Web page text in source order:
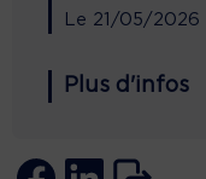
Le 21/05/2026
Plus d'infos